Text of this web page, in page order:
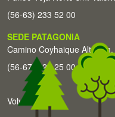
(56-63) 233 52 00
SEDE PATAGONIA
Camino Coyhaique Alto
(56-67) 226 25 00
Volver arriba